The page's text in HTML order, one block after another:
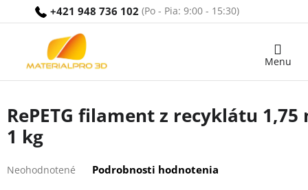
+421 948 736 102
Nákupný
RePETG filament z recyklátu
1 kg
hodnotenie
Neohodnotené Podrobnosti hodnotenia